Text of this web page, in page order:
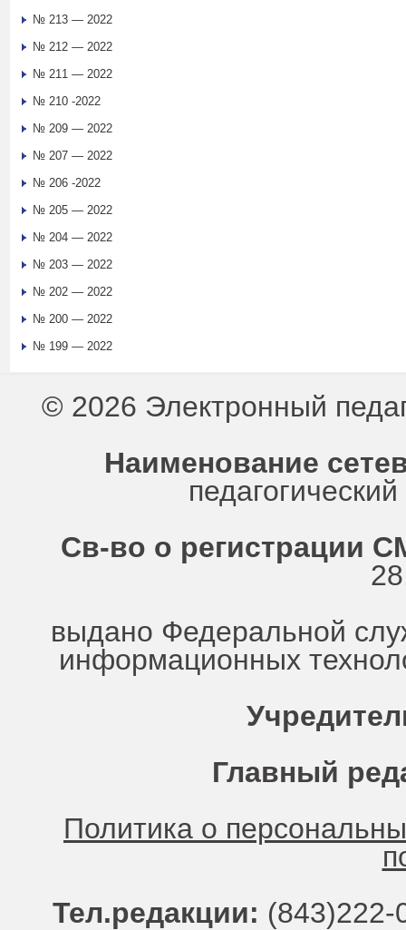
№ 213 — 2022
№ 212 — 2022
№ 211 — 2022
№ 210 -2022
№ 209 — 2022
№ 207 — 2022
№ 206 -2022
№ 205 — 2022
№ 204 — 2022
№ 203 — 2022
№ 202 — 2022
№ 200 — 2022
№ 199 — 2022
© 2026 Электронный
Наименование
Св-во о регистрации
выдано Федеральной
информационных
Главный
Политика о
Тел.редакции: